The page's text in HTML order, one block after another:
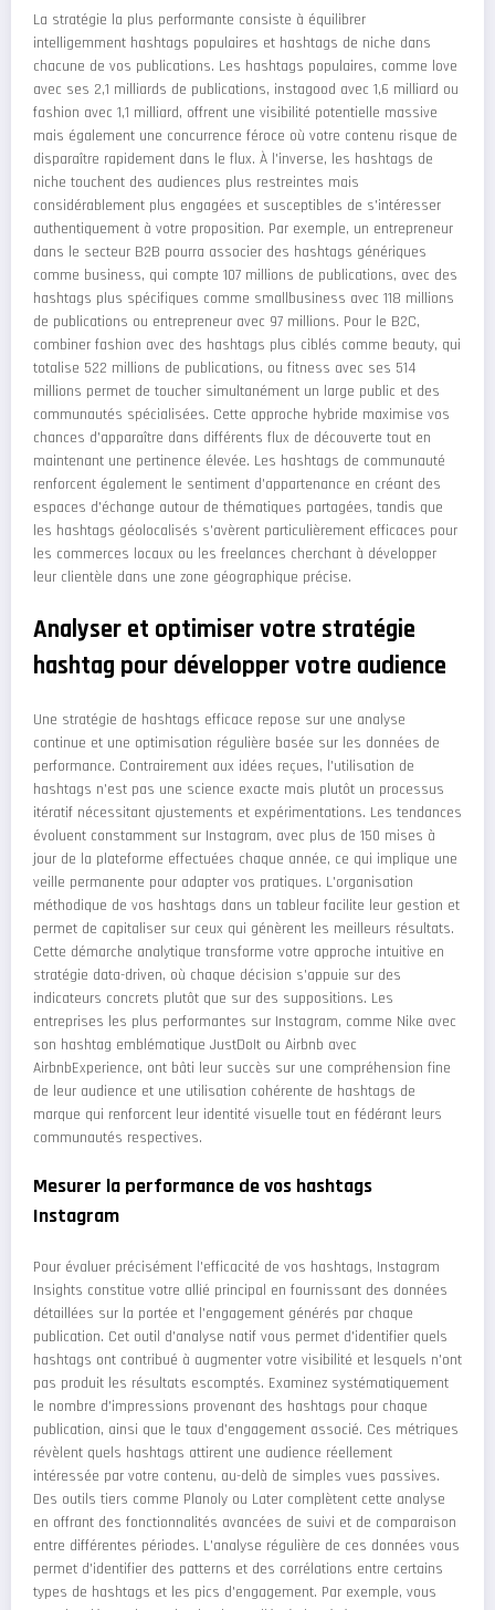
La stratégie la plus performante consiste à équilibrer
intelligemment hashtags populaires et hashtags de niche dans
chacune de vos publications. Les hashtags populaires, comme love
avec ses 2,1 milliards de publications, instagood avec 1,6 milliard ou
fashion avec 1,1 milliard, offrent une visibilité potentielle massive
mais également une concurrence féroce où votre contenu risque de
disparaître rapidement dans le flux. À l'inverse, les hashtags de
niche touchent des audiences plus restreintes mais
considérablement plus engagées et susceptibles de s'intéresser
authentiquement à votre proposition. Par exemple, un entrepreneur
dans le secteur B2B pourra associer des hashtags génériques
comme business, qui compte 107 millions de publications, avec des
hashtags plus spécifiques comme smallbusiness avec 118 millions
de publications ou entrepreneur avec 97 millions. Pour le B2C,
combiner fashion avec des hashtags plus ciblés comme beauty, qui
totalise 522 millions de publications, ou fitness avec ses 514
millions permet de toucher simultanément un large public et des
communautés spécialisées. Cette approche hybride maximise vos
chances d'apparaître dans différents flux de découverte tout en
maintenant une pertinence élevée. Les hashtags de communauté
renforcent également le sentiment d'appartenance en créant des
espaces d'échange autour de thématiques partagées, tandis que
les hashtags géolocalisés s'avèrent particulièrement efficaces pour
les commerces locaux ou les freelances cherchant à développer
leur clientèle dans une zone géographique précise.
Analyser et optimiser votre stratégie
hashtag pour développer votre audience
Une stratégie de hashtags efficace repose sur une analyse
continue et une optimisation régulière basée sur les données de
performance. Contrairement aux idées reçues, l'utilisation de
hashtags n'est pas une science exacte mais plutôt un processus
itératif nécessitant ajustements et expérimentations. Les tendances
évoluent constamment sur Instagram, avec plus de 150 mises à
jour de la plateforme effectuées chaque année, ce qui implique une
veille permanente pour adapter vos pratiques. L'organisation
méthodique de vos hashtags dans un tableur facilite leur gestion et
permet de capitaliser sur ceux qui génèrent les meilleurs résultats.
Cette démarche analytique transforme votre approche intuitive en
stratégie data-driven, où chaque décision s'appuie sur des
indicateurs concrets plutôt que sur des suppositions. Les
entreprises les plus performantes sur Instagram, comme Nike avec
son hashtag emblématique JustDoIt ou Airbnb avec
AirbnbExperience, ont bâti leur succès sur une compréhension fine
de leur audience et une utilisation cohérente de hashtags de
marque qui renforcent leur identité visuelle tout en fédérant leurs
communautés respectives.
Mesurer la performance de vos hashtags
Instagram
Pour évaluer précisément l'efficacité de vos hashtags, Instagram
Insights constitue votre allié principal en fournissant des données
détaillées sur la portée et l'engagement générés par chaque
publication. Cet outil d'analyse natif vous permet d'identifier quels
hashtags ont contribué à augmenter votre visibilité et lesquels n'ont
pas produit les résultats escomptés. Examinez systématiquement
le nombre d'impressions provenant des hashtags pour chaque
publication, ainsi que le taux d'engagement associé. Ces métriques
révèlent quels hashtags attirent une audience réellement
intéressée par votre contenu, au-delà de simples vues passives.
Des outils tiers comme Planoly ou Later complètent cette analyse
en offrant des fonctionnalités avancées de suivi et de comparaison
entre différentes périodes. L'analyse régulière de ces données vous
permet d'identifier des patterns et des corrélations entre certains
types de hashtags et les pics d'engagement. Par exemple, vous